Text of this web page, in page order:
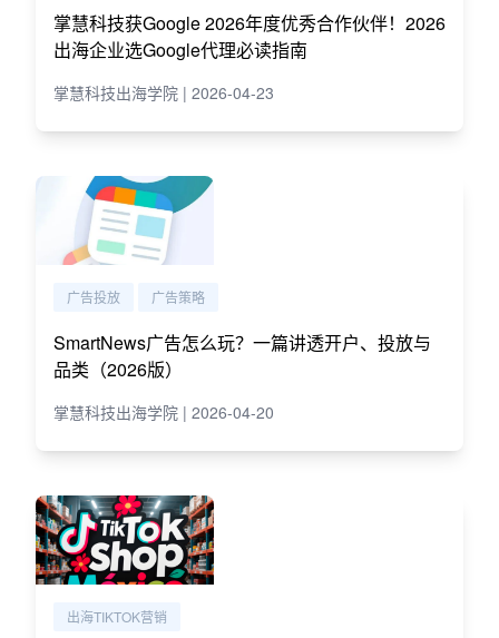
掌慧科技获Google 2026年度优秀合作伙伴！2026
出海企业选Google代理必读指南
掌慧科技出海学院 | 2026-04-23
广告投放 广告策略
SmartNews广告怎么玩？一篇讲透开户、投放与
品类（2026版）
掌慧科技出海学院 | 2026-04-20
出海TIKTOK营销